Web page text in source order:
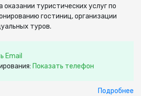
оказании туристических услуг по
гостиниц, организации
туров.
Email
Показать телефон
Подробнее